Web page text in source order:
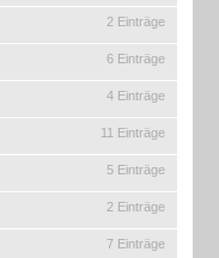
2 Einträge
6 Einträge
4 Einträge
11 Einträge
5 Einträge
2 Einträge
7 Einträge